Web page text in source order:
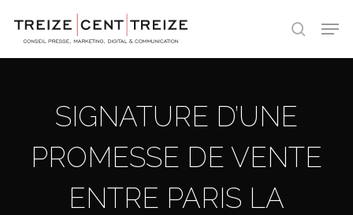
search
SIGNATURE D’UNE
PROMESSE DE VENTE
ENTRE PARIS LA